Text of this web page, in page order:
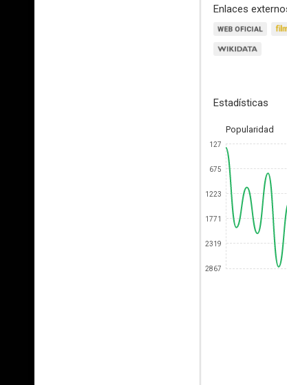
Enlaces
Estadísticas
Popularidad
127
675
1223
1771
2319
2867